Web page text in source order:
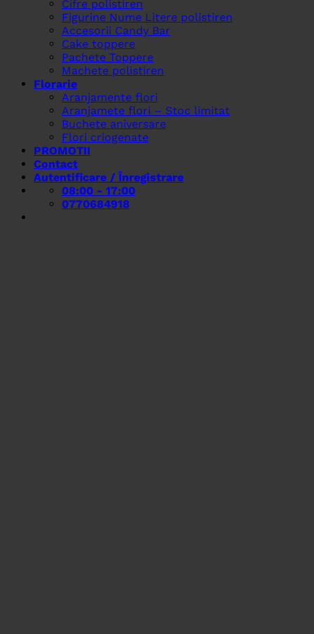
Cifre polistiren
Figurine Nume Litere polistiren
Accesorii Candy Bar
Cake toppere
Pachete Toppere
Machete polistiren
Florarie
Aranjamente flori
Aranjamete flori – Stoc limitat
Buchete aniversare
Flori criogenate
PROMOTII
Contact
Autentificare / Înregistrare
08:00 - 17:00
0770684918